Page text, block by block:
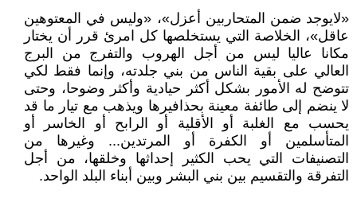
«لايوجد ضمن المتحاربين أعزل»، «وليس في المعتوهين
عاقل»، الخلاصة التي يستخلصها كل امرئ قرر أن يختار
مكانا عاليا ليس من أجل الهروب والتفرج من البرج
العالي على بقية الناس من بني جلدته، وإنما فقط لكي
تتوضح له الأمور بشكل أكثر حيادية وأكثر وضوحا، وحتى
لا ينضم إلى طائفة معينة بحذافيرها ويذهب مع تيار ما قد
يحسب مع الغلبة أو الأقلية أو الرابح أو الخاسر أو
المتأسلمين أو الكفرة أو المرتدين... وغيرها من
التصنيفات التي يحب الكثير إحداثها وخلقها، من أجل
التفرقة والتقسيم بين بني البشر وبين أبناء البلد الواحد.